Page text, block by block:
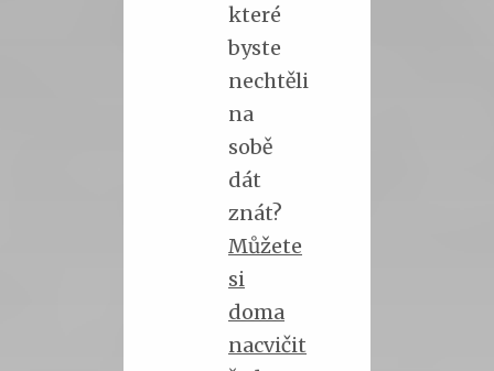
které
byste
nechtěli
na
sobě
dát
znát?
Můžete
si
doma
nacvičit